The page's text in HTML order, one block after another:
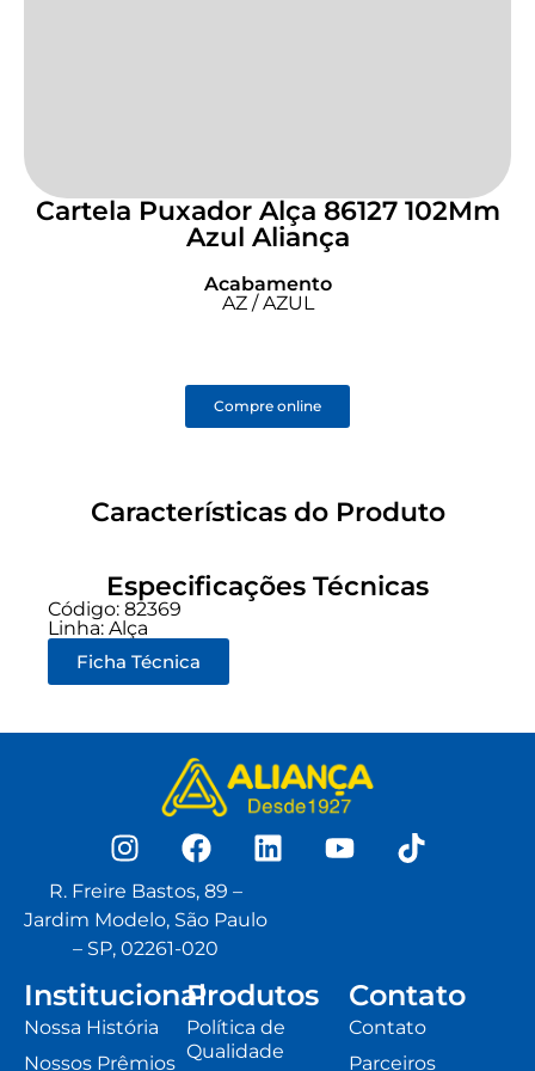
Cartela Puxador Alça 86127 102Mm
Azul Aliança
Acabamento
AZ / AZUL
Compre online
Características do Produto
Especificações Técnicas
Código: 82369
Linha: Alça
Ficha Técnica
R. Freire Bastos, 89 –
Jardim Modelo, São Paulo
– SP, 02261-020
Institucional
Nossa História
Nossos Prêmios
Produtos
Política de
Qualidade
Contato
Contato
Parceiros